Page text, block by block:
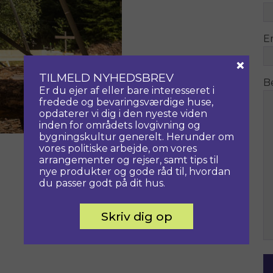
TILMELD NYHEDSBREV
Er du ejer af eller bare interesseret i
fredede og bevaringsværdige huse,
opdaterer vi dig i den nyeste viden
inden for områdets lovgivning og
bygningskultur generelt. Herunder om
vores politiske arbejde, om vores
arrangementer og rejser, samt tips til
nye produkter og gode råd til, hvordan
du passer godt på dit hus.
Skriv dig op
×